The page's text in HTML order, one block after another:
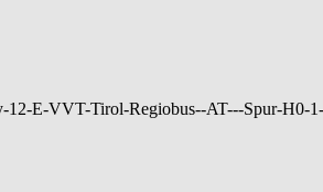
12-E-VVT-Tirol-Regiobus--AT---Spur-H0-